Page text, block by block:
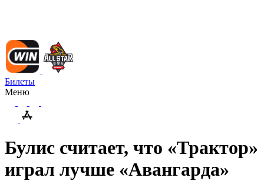
Билеты
Меню
Булис считает, что «Трактор»
играл лучше «Авангарда»